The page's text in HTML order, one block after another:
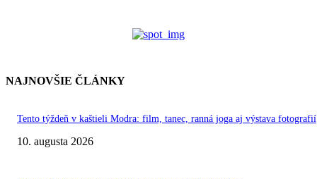
NAJNOVŠIE ČLÁNKY
Tento týždeň v kaštieli Modra: film, tanec, ranná joga aj výstava fotografií
10. augusta 2026